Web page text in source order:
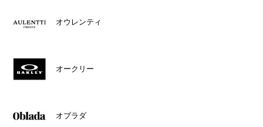
オウレンティ
オークリー
オブラダ